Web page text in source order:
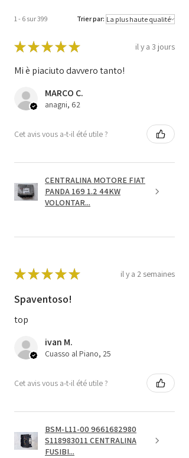
1 - 6 sur 399 Trier par:
★★★★★ il y a 3 jours
Mi è piaciuto davvero tanto!
MARCO C.
anagni, 62
Cet avis vous a-t-il été utile ?
CENTRALINA MOTORE FIAT
PANDA 169 1.2 44KW
VOLONTAR...
★★★★★ il y a 2 semaines
Spaventoso!
top
ivan M.
Cuasso al Piano, 25
Cet avis vous a-t-il été utile ?
BSM-L11-00 9661682980
S118983011 CENTRALINA
FUSIBI...